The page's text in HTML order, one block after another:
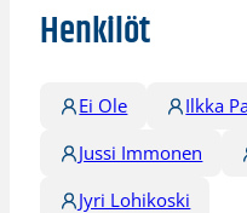
Henkilöt
Ei Ole
Ilkka
Jussi Immonen
Jyri Lohikoski